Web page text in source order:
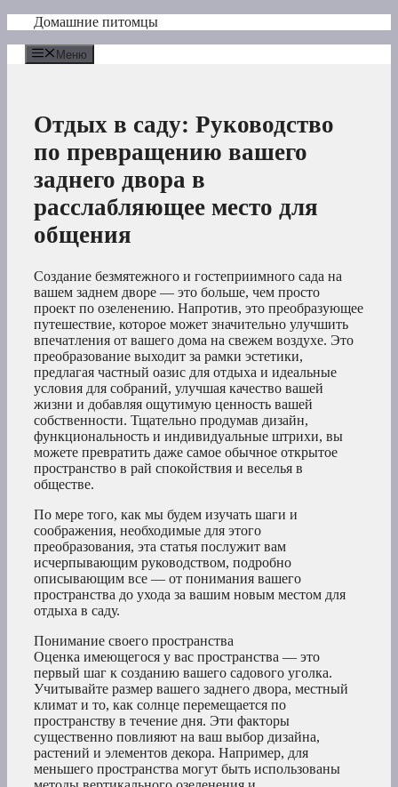
Перейти
содержимому
Домашние питомцы
Меню
Отдых в саду: Руководство
по превращению вашего
заднего двора в
расслабляющее место для
общения
Создание безмятежного и гостеприимного сада на
вашем заднем дворе — это больше, чем просто
проект по озеленению. Напротив, это преобразующее
путешествие, которое может значительно улучшить
впечатления от вашего дома на свежем воздухе. Это
преобразование выходит за рамки эстетики,
предлагая частный оазис для отдыха и идеальные
условия для собраний, улучшая качество вашей
жизни и добавляя ощутимую ценность вашей
собственности. Тщательно продумав дизайн,
функциональность и индивидуальные штрихи, вы
можете превратить даже самое обычное открытое
пространство в рай спокойствия и веселья в
обществе.
По мере того, как мы будем изучать шаги и
соображения, необходимые для этого
преобразования, эта статья послужит вам
исчерпывающим руководством, подробно
описывающим все — от понимания вашего
пространства до ухода за вашим новым местом для
отдыха в саду.
Понимание своего пространства
Оценка имеющегося у вас пространства — это
первый шаг к созданию вашего садового уголка.
Учитывайте размер вашего заднего двора, местный
климат и то, как солнце перемещается по
пространству в течение дня. Эти факторы
существенно повлияют на ваш выбор дизайна,
растений и элементов декора. Например, для
меньшего пространства могут быть использованы